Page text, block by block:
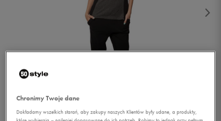
Chronimy Twoje dane
Dokładamy wszelkich starań, aby zakupy naszych Klientów były udane, a produkty,